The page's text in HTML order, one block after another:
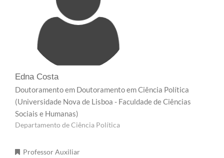
Edna Costa
Doutoramento em Doutoramento em Ciência Política
(Universidade Nova de Lisboa - Faculdade de Ciências
Sociais e Humanas)
Departamento de Ciência Política
Professor Auxiliar